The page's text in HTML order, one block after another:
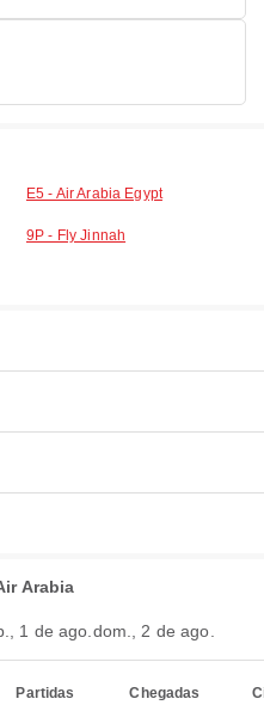
E5 - Air Arabia Egypt
9P - Fly Jinnah
Arabia
1 de ago. dom., 2 de ago.
Partidas Chegadas